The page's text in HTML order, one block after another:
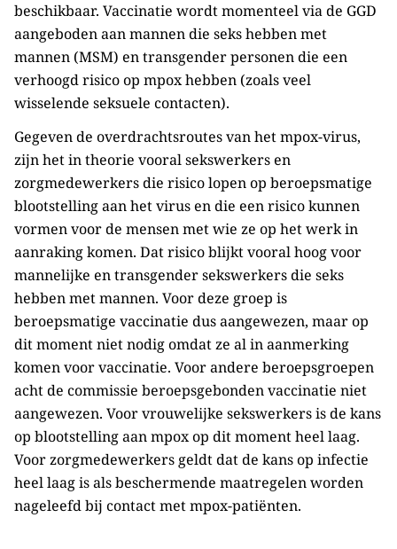
beschikbaar. Vaccinatie wordt momenteel via de GGD
aangeboden aan mannen die seks hebben met
mannen (MSM) en transgender personen die een
verhoogd risico op mpox hebben (zoals veel
wisselende seksuele contacten).
Gegeven de overdrachtsroutes van het mpox-virus,
zijn het in theorie vooral sekswerkers en
zorgmedewerkers die risico lopen op beroepsmatige
blootstelling aan het virus en die een risico kunnen
vormen voor de mensen met wie ze op het werk in
aanraking komen. Dat risico blijkt vooral hoog voor
mannelijke en transgender sekswerkers die seks
hebben met mannen. Voor deze groep is
beroepsmatige vaccinatie dus aangewezen, maar op
dit moment niet nodig omdat ze al in aanmerking
komen voor vaccinatie. Voor andere beroepsgroepen
acht de commissie beroepsgebonden vaccinatie niet
aangewezen. Voor vrouwelijke sekswerkers is de kans
op blootstelling aan mpox op dit moment heel laag.
Voor zorgmedewerkers geldt dat de kans op infectie
heel laag is als beschermende maatregelen worden
nageleefd bij contact met mpox-patiënten.